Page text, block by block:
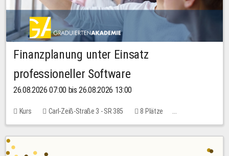
Finanzplanung unter Einsatz
professioneller Software
26.08.2026 07:00 bis 26.08.2026 13:00
Kurs Carl-Zeiß-Straße 3 - SR 385
8 Plätze
20,00 EUR